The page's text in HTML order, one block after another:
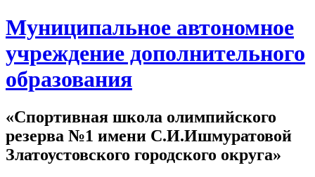
Муниципальное автономное
учреждение дополнительного
образования
«Спортивная школа олимпийского
резерва №1 имени С.И.Ишмуратовой
Златоустовского городского округа»